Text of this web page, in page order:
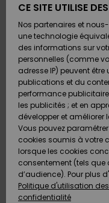
&
&
FEMME
A
SURF
SNOW
A
VENTE
FLASH
Préférences
Langue Et
Région
des
CE SITE UTILISE
Nos partenaires et
une technologie
des informations sur
personnelles (comme
adresse IP) peuvent
publications et du
performance
les publicités ; et en
développer et améliorer
Vous pouvez
cookies soumis à votre
lorsque les cookies
consentement (tels que
d’audience). Pour plus
Politique d'utilisation
confidentialité